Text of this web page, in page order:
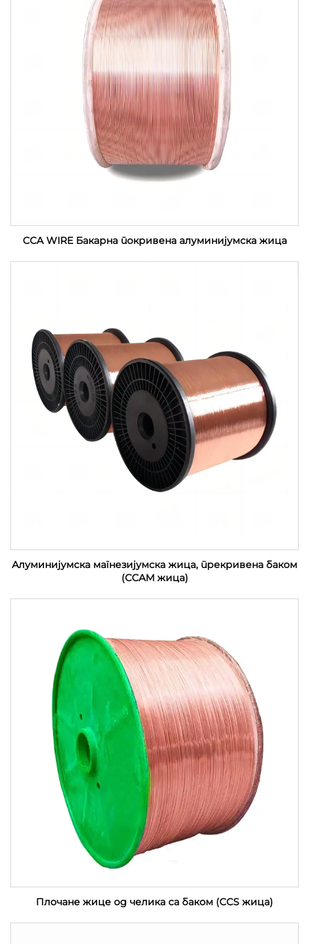
CCA WIRE Бакарна покривена алуминијумска жица
Алуминијумска магнезијумска жица, прекривена баком
(CCAM жица)
Плочане жице од челика са баком (CCS жица)